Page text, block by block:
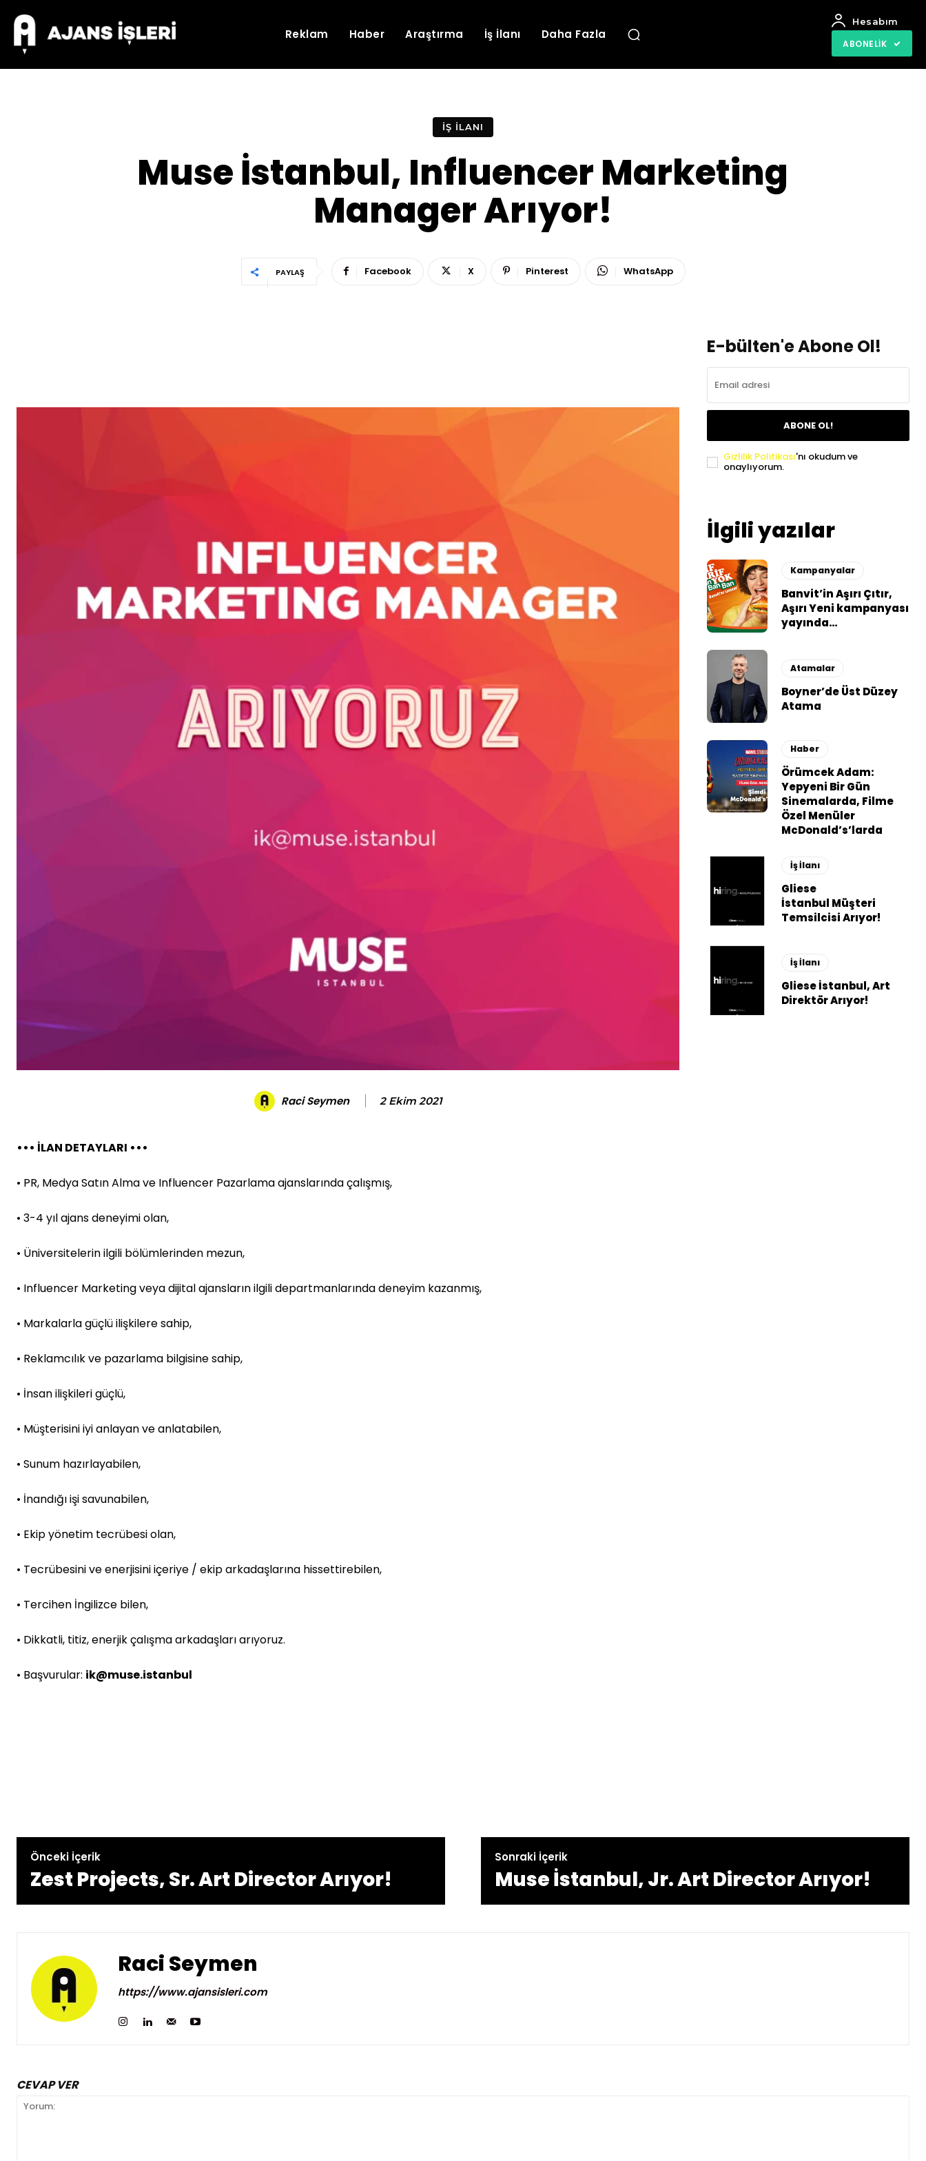
Reklam Haber Araştırma İş İlanı Daha Fazla
Hesabım
ABONELIK
İŞ İLANI
Muse İstanbul, Influencer Marketing
Manager Arıyor!
PAYLAŞ Facebook X Pinterest WhatsApp
Raci Seymen 2 Ekim 2021
••• İLAN DETAYLARI •••
• PR, Medya Satın Alma ve Influencer Pazarlama ajanslarında çalışmış,
• 3-4 yıl ajans deneyimi olan,
• Üniversitelerin ilgili bölümlerinden mezun,
• Influencer Marketing veya dijital ajansların ilgili departmanlarında deneyim kazanmış,
• Markalarla güçlü ilişkilere sahip,
• Reklamcılık ve pazarlama bilgisine sahip,
• İnsan ilişkileri güçlü,
• Müşterisini iyi anlayan ve anlatabilen,
• Sunum hazırlayabilen,
• İnandığı işi savunabilen,
• Ekip yönetim tecrübesi olan,
• Tecrübesini ve enerjisini içeriye / ekip arkadaşlarına hissettirebilen,
• Tercihen İngilizce bilen,
• Dikkatli, titiz, enerjik çalışma arkadaşları arıyoruz.
• Başvurular: ik@muse.istanbul
E-bülten'e Abone Ol!
ABONE OL!
Gizlilik Politikası'nı okudum ve
onaylıyorum.
İlgili yazılar
Kampanyalar
Banvit’in Aşırı Çıtır,
Aşırı Yeni kampanyası
yayında…
Atamalar
Boyner’de Üst Düzey
Atama
Haber
Örümcek Adam:
Yepyeni Bir Gün
Sinemalarda, Filme
Özel Menüler
McDonald’s’larda
İş İlanı
Gliese
İstanbul Müşteri
Temsilcisi Arıyor!
İş İlanı
Gliese İstanbul, Art
Direktör Arıyor!
Önceki İçerik
Zest Projects, Sr. Art Director Arıyor!
Sonraki İçerik
Muse İstanbul, Jr. Art Director Arıyor!
Raci Seymen
https://www.ajansisleri.com
CEVAP VER